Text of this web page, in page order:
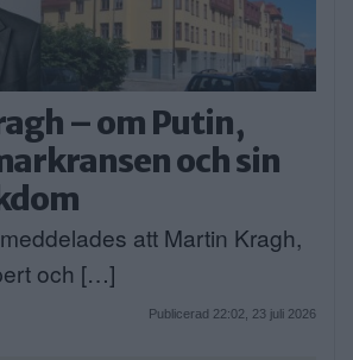
– om Putin,
och sin
att Martin Kragh,
och […]
Publicerad 22:02, 23 juli 2026